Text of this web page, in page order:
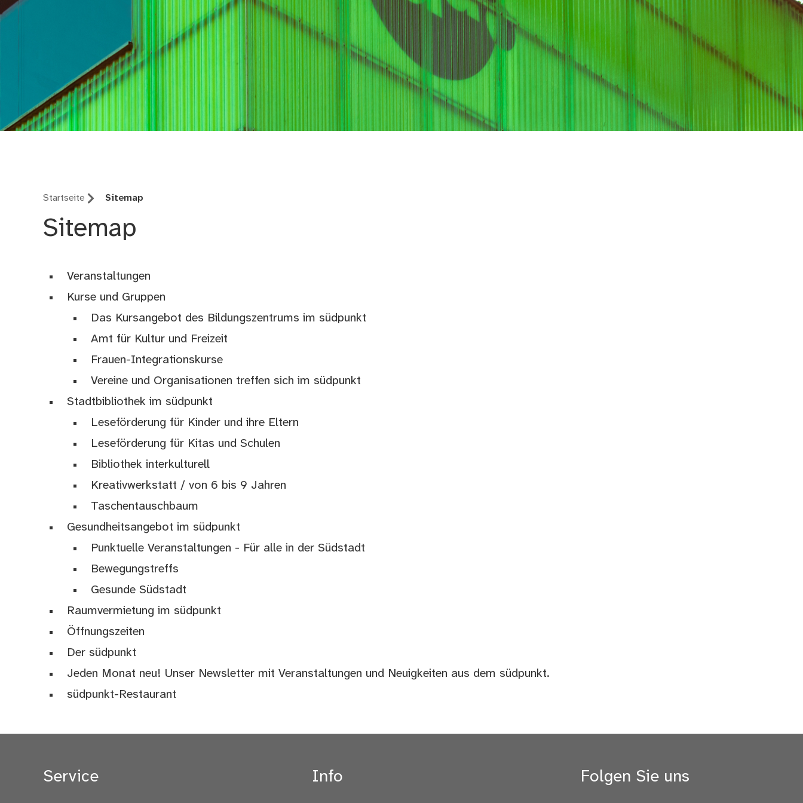
Startseite Sitemap
Sitemap
Veranstaltungen
Kurse und Gruppen
Das Kursangebot des Bildungszentrums im südpunkt
Amt für Kultur und Freizeit
Frauen-Integrationskurse
Vereine und Organisationen treffen sich im südpunkt
Stadtbibliothek im südpunkt
Leseförderung für Kinder und ihre Eltern
Leseförderung für Kitas und Schulen
Bibliothek interkulturell
Kreativwerkstatt / von 6 bis 9 Jahren
Taschentauschbaum
Gesundheitsangebot im südpunkt
Punktuelle Veranstaltungen - Für alle in der Südstadt
Bewegungstreffs
Gesunde Südstadt
Raumvermietung im südpunkt
Öffnungszeiten
Der südpunkt
Jeden Monat neu! Unser Newsletter mit Veranstaltungen und Neuigkeiten aus dem südpunkt.
südpunkt-Restaurant
Service Info Folgen Sie uns